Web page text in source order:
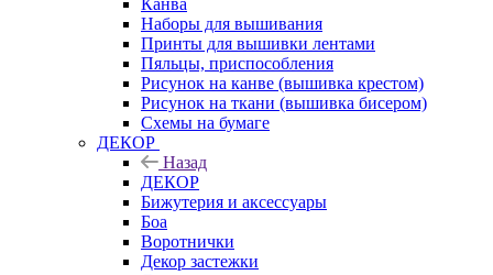
Канва
Наборы для вышивания
Принты для вышивки лентами
Пяльцы, приспособления
Рисунок на канве (вышивка крестом)
Рисунок на ткани (вышивка бисером)
Схемы на бумаге
ДЕКОР
Назад
ДЕКОР
Бижутерия и аксессуары
Боа
Воротнички
Декор застежки